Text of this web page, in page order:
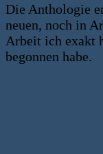
Die Anthologie
neuen, noch in
Arbeit ich exakt
begonnen habe.